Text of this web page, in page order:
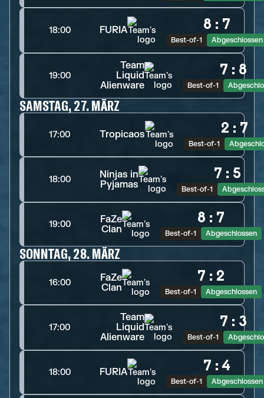
18:00 FURIA 8 : 7
Best-of-1 Abgeschlossen
19:00
Team
Liquid
Alienware
7 : 8
Best-of-1
SAMSTAG, 27. MÄRZ
17:00 Tropicaos 2 : 7
Best-of-1
18:00
Ninjas in
Pyjamas
7 : 5
Best-of-1
19:00
FaZe
Clan
8 : 7
Best-of-1 Abgeschlossen
SONNTAG, 28. MÄRZ
16:00
FaZe
Clan
7 : 2
Best-of-1 Abgeschlossen
17:00
Team
Liquid
Alienware
7 : 3
Best-of-1
18:00 FURIA 7 : 4
Best-of-1 Abgeschlossen